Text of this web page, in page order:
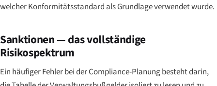
welcher Konformitätsstandard als Grundlage verwendet wurde.
Sanktionen — das vollständige
Risikospektrum
Ein häufiger Fehler bei der Compliance-Planung besteht darin,